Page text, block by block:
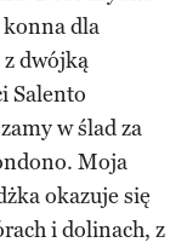
konna dla
dwójką
Salento
w ślad za
Moja
okazuje się
i dolinach, z